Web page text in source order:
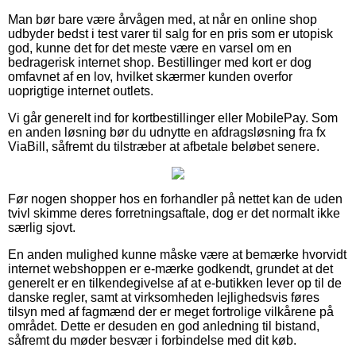
Man bør bare være årvågen med, at når en online shop
udbyder bedst i test varer til salg for en pris som er utopisk
god, kunne det for det meste være en varsel om en
bedragerisk internet shop. Bestillinger med kort er dog
omfavnet af en lov, hvilket skærmer kunden overfor
uoprigtige internet outlets.
Vi går generelt ind for kortbestillinger eller MobilePay. Som
en anden løsning bør du udnytte en afdragsløsning fra fx
ViaBill, såfremt du tilstræber at afbetale beløbet senere.
Før nogen shopper hos en forhandler på nettet kan de uden
tvivl skimme deres forretningsaftale, dog er det normalt ikke
særlig sjovt.
En anden mulighed kunne måske være at bemærke hvorvidt
internet webshoppen er e-mærke godkendt, grundet at det
generelt er en tilkendegivelse af at e-butikken lever op til de
danske regler, samt at virksomheden lejlighedsvis føres
tilsyn med af fagmænd der er meget fortrolige vilkårene på
området. Dette er desuden en god anledning til bistand,
såfremt du møder besvær i forbindelse med dit køb.